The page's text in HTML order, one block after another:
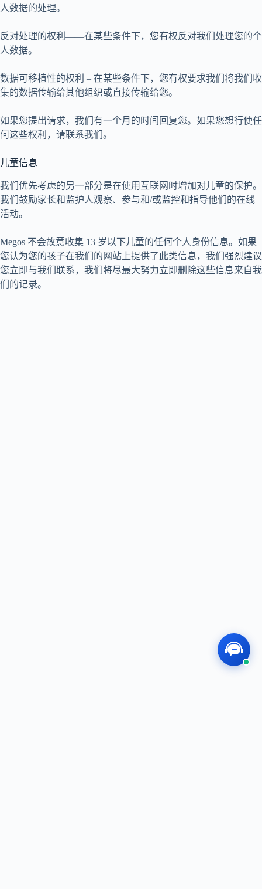
人数据的处理。
反对处理的权利——在某些条件下，您有权反对我们处理您的个
人数据。
数据可移植性的权利 – 在某些条件下，您有权要求我们将我们收
集的数据传输给其他组织或直接传输给您。
如果您提出请求，我们有一个月的时间回复您。如果您想行使任
何这些权利，请联系我们。
儿童信息
我们优先考虑的另一部分是在使用互联网时增加对儿童的保护。
我们鼓励家长和监护人观察、参与和/或监控和指导他们的在线
活动。
Megos 不会故意收集 13 岁以下儿童的任何个人身份信息。如果
您认为您的孩子在我们的网站上提供了此类信息，我们强烈建议
您立即与我们联系，我们将尽最大努力立即删除这些信息来自我
们的记录。